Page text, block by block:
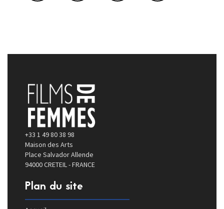
+33 1 49 80 38 98
Maison des Arts
Place Salvador Allende
94000 CRETEIL - FRANCE
Plan du site